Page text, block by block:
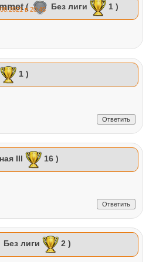
( Без лиги 1 )
в 20:45
1 )
Ответить
III 16 )
Ответить
Без лиги 2 )